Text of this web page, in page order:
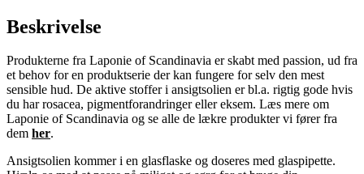
Beskrivelse
Produkterne fra Laponie of Scandinavia er skabt med passion, ud fra
et behov for en produktserie der kan fungere for selv den mest
sensible hud. De aktive stoffer i ansigtsolien er bl.a. rigtig gode hvis
du har rosacea, pigmentforandringer eller eksem. Læs mere om
Laponie of Scandinavia og se alle de lækre produkter vi fører fra
dem her.
Ansigtsolien kommer i en glasflaske og doseres med glaspipette.